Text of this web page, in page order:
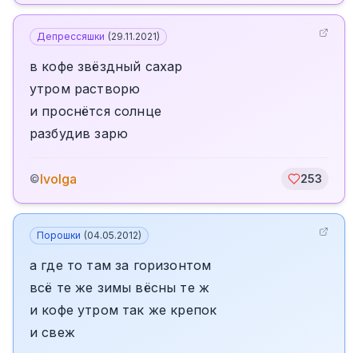
Депрессяшки (29.11.2021)
в кофе звёздный сахар
утром растворю
и проснётся солнце
разбудив зарю
©Ivolga 253
Порошки (04.05.2012)
а где то там за горизонтом
всё те же зимы вёсны те ж
и кофе утром так же крепок
и свеж